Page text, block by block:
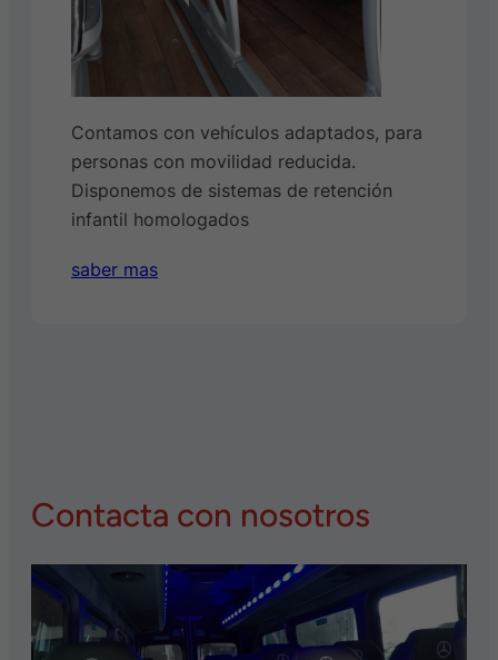
Contamos con vehículos adaptados, para
personas con movilidad reducida.
Disponemos de sistemas de retención
infantil homologados
saber mas
Contacta con nosotros